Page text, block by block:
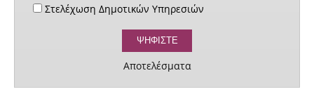
Στελέχωση Δημοτικών Υπηρεσιών
Αποτελέσματα